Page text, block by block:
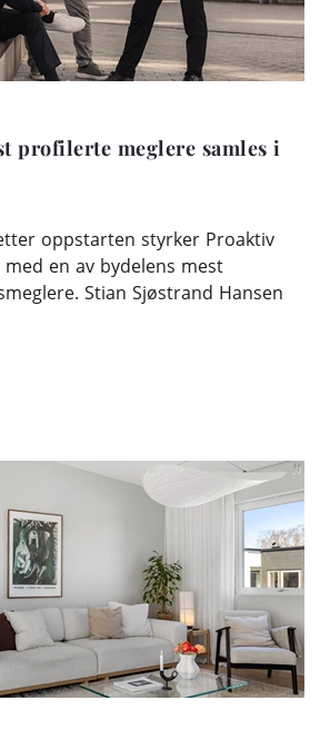
profilerte meglere samles i
oppstarten styrker Proaktiv
en av bydelens mest
Stian Sjøstrand Hansen